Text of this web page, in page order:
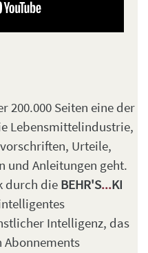
200.000 Seiten eine der
Lebensmittelindustrie,
Urteile,
und Anleitungen geht.
durch die BEHR'S...KI
Intelligenz, das